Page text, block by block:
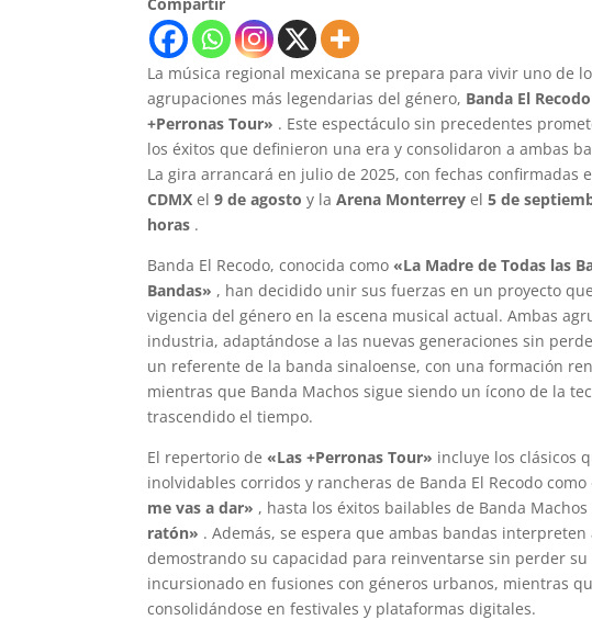
La música regional mexicana se prepara para vivir uno de
agrupaciones más legendarias del género, Banda El Recodo
+Perronas Tour» . Este espectáculo sin precedentes
los éxitos que definieron una era y consolidaron a ambas
La gira arrancará en julio de 2025, con fechas
CDMX el9 de agosto y laArena Monterrey el5 de
horas .
Banda El Recodo, conocida como «La Madre de Todas las
Bandas» , han decidido unir sus fuerzas en un proyecto
vigencia del género en la escena musical actual. Ambas
industria, adaptándose a las nuevas generaciones sin
un referente de la banda sinaloense, con una formación
mientras que Banda Machos sigue siendo un ícono de la
trascendido el tiempo.
El repertorio de «Las +Perronas Tour» incluye los clásicos
inolvidables corridos y rancheras de Banda El Recodo como
me vas a dar» , hasta los éxitos bailables de Banda Machos
ratón» . Además, se espera que ambas bandas
demostrando su capacidad para reinventarse sin perder
incursionado en fusiones con géneros urbanos, mientras
consolidándose en festivales y plataformas digitales.